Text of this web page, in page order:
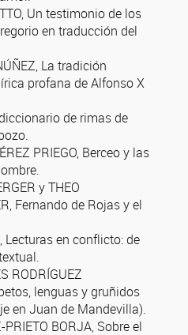
Un testimonio de los
en traducción del
La tradición
profana de Alfonso X
de rimas de
PRIEGO, Berceo y las
y THEO
Fernando de Rojas y el
Lecturas en conflicto: de
RODRÍGUEZ
lenguas y gruñidos
en Juan de Mandevilla).
PRIETO BORJA, Sobre el